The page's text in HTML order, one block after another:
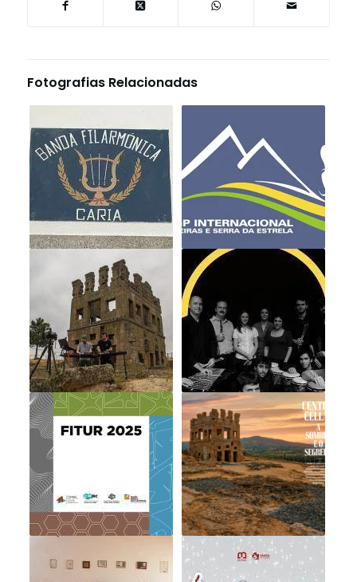
Fotografias Relacionadas